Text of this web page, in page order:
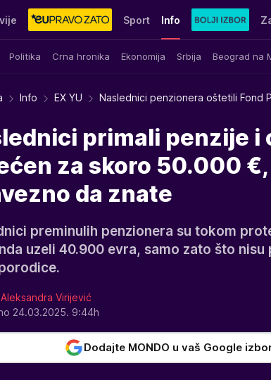
Sport Info
Politika Crna hronika Ekonomija Srbija Beograd na
Yumama
Info EX YU Naslednici penzionera oštetili Fond
primali penzije i
za skoro 50.000
da znate
preminulih penzionera su tokom
uzeli 40.900 evra, samo zato što
Aleksandra Virijević
24.03.2025. 9:44h
Dodajte MONDO u vaš Google